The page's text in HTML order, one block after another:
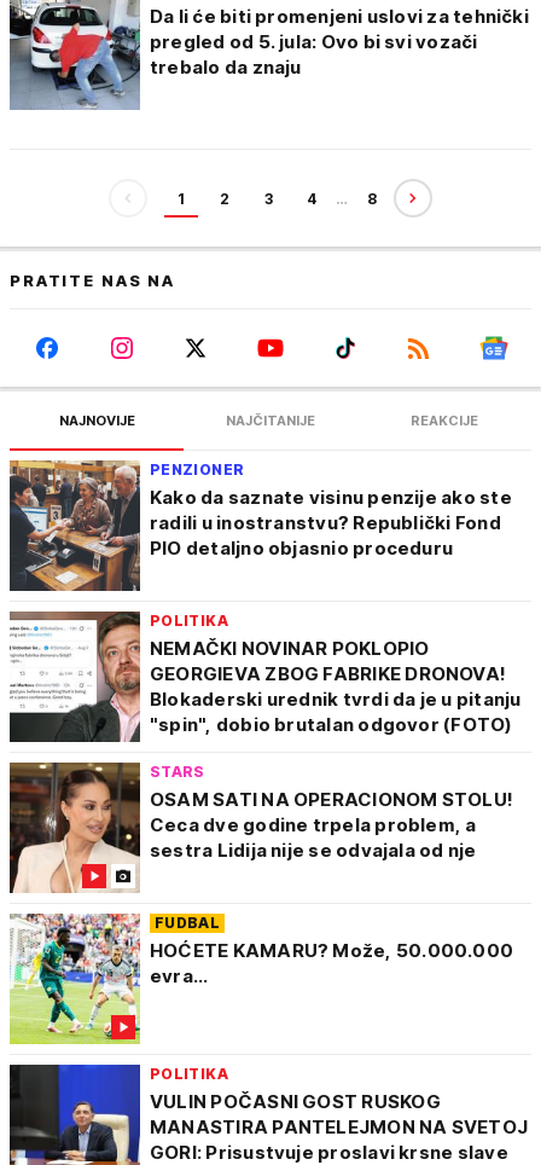
Da li će biti promenjeni uslovi za tehnički
pregled od 5. jula: Ovo bi svi vozači
trebalo da znaju
1 2 3 4 … 8
PRATITE NAS NA
NAJNOVIJE NAJČITANIJE REAKCIJE
PENZIONER
Kako da saznate visinu penzije ako ste
radili u inostranstvu? Republički Fond
PIO detaljno objasnio proceduru
POLITIKA
NEMAČKI NOVINAR POKLOPIO
GEORGIEVA ZBOG FABRIKE DRONOVA!
Blokaderski urednik tvrdi da je u pitanju
"spin", dobio brutalan odgovor (FOTO)
STARS
OSAM SATI NA OPERACIONOM STOLU!
Ceca dve godine trpela problem, a
sestra Lidija nije se odvajala od nje
FUDBAL
HOĆETE KAMARU? Može, 50.000.000
evra...
POLITIKA
VULIN POČASNI GOST RUSKOG
MANASTIRA PANTELEJMON NA SVETOJ
GORI: Prisustvuje proslavi krsne slave